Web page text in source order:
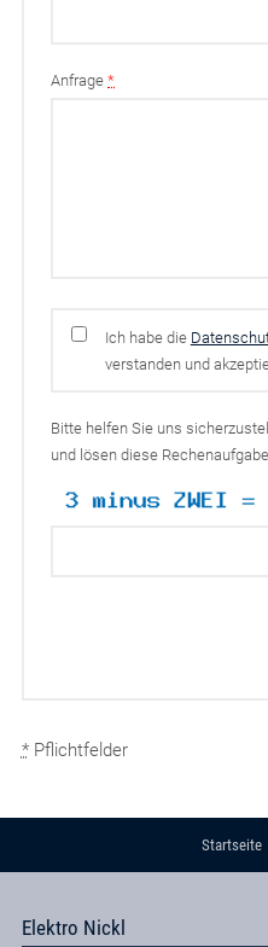
Anfrage*
Ich habe die
verstanden und
Bitte helfen Sie uns
und lösen diese
*Pflichtfelder
Startseite
Elektro Nickl